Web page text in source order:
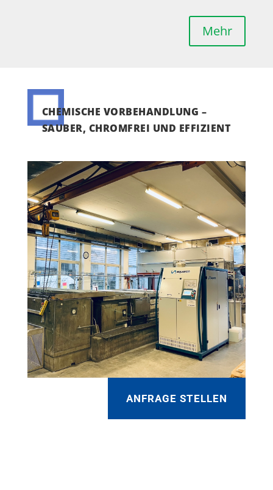
Mehr
CHEMISCHE VORBEHANDLUNG –
SAUBER, CHROMFREI UND EFFIZIENT
ANFRAGE STELLEN